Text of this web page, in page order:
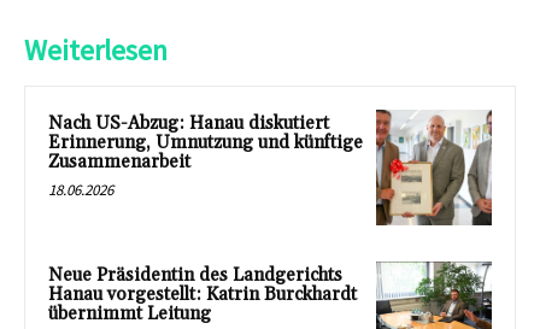
Weiterlesen
Nach US-Abzug: Hanau diskutiert
Erinnerung, Umnutzung und künftige
Zusammenarbeit
18.06.2026
Neue Präsidentin des Landgerichts
Hanau vorgestellt: Katrin Burckhardt
übernimmt Leitung